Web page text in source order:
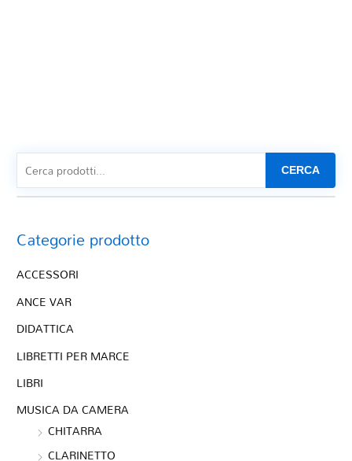
CERCA
Categorie prodotto
ACCESSORI
ANCE VAR
DIDATTICA
LIBRETTI PER MARCE
LIBRI
MUSICA DA CAMERA
CHITARRA
CLARINETTO